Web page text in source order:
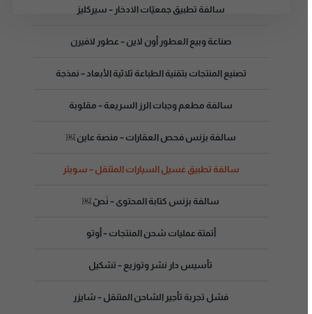
سالفة تطبيق جمعيّات الادخار – سيركليز
صناعة وبيع العطور أون لاين – عطور لافيرن
تصنيع المنتجات بتقنية الطباعة ثلاثية الأبعاد – نمذجة
سالفة مطعم وجبات الرز السريعة – مقلوبة
سالفة بزنس فحص العقارات – منصة عاين ￼
سالفة تطبيق غسيل السيارات المتنقل – سويتر
سالفة بزنس كتابة المحتوى – نَصّ ￼
أتمتة عمليات شحن المنتجات – أوتو
تأسيس دار نشر وتوزيع – تشكيل
فشل تجربة تأجير الشاحن المتنقل – شايزر